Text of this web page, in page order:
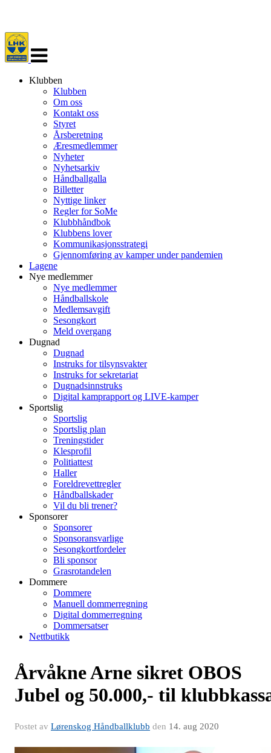
navigasjon
Klubben
Klubben
Om oss
Kontakt oss
Styret
Årsberetning
Æresmedlemmer
Nyheter
Nyhetsarkiv
Håndballgalla
Billetter
Nyttige linker
Regler for SoMe
Klubbhåndbok
Klubbens lover
Kommunikasjonsstrategi
Gjennomføring av kamper under pandemien
Lagene
Nye medlemmer
Nye medlemmer
Håndballskole
Medlemsavgift
Sesongkort
Meld overgang
Dugnad
Dugnad
Instruks for tilsynsvakter
Instruks for sekretariat
Dugnadsinnstruks
Digital kamprapport og LIVE-kamper
Sportslig
Sportslig
Sportslig plan
Treningstider
Klesprofil
Politiattest
Haller
Foreldrevettregler
Håndballskader
Vil du bli trener?
Sponsorer
Sponsorer
Sponsoransvarlige
Sesongkortfordeler
Bli sponsor
Grasrotandelen
Dommere
Dommere
Manuell dommerregning
Digital dommerregning
Dommersatser
Nettbutikk
Årvåkne Arne sikret OBOS
Jubel og 50.000,- til
Postet av Lørenskog Håndballklubb den 14. aug 2020